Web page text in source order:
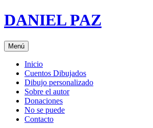
Saltar
al
DANIEL PAZ
Menú
Inicio
Cuentos Dibujados
Dibujo personalizado
Sobre el autor
Donaciones
No se puede
Contacto